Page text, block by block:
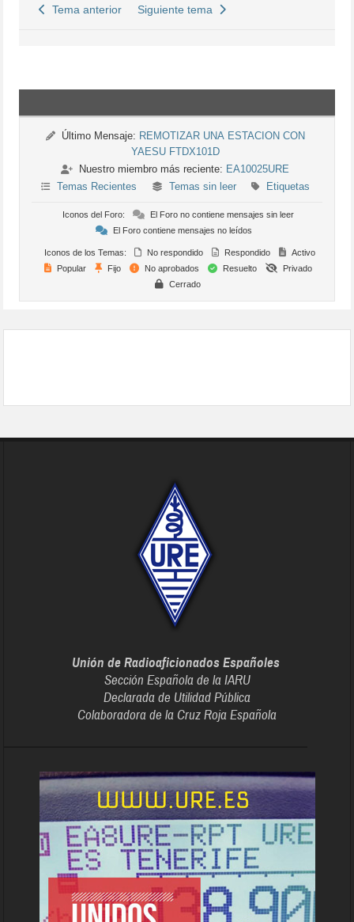
Tema anterior Siguiente tema
Último Mensaje: REMOTIZAR UNA ESTACION CON
YAESU FTDX101D
Nuestro miembro más reciente: EA10025URE
Temas Recientes
Temas sin leer Etiquetas
Iconos del Foro:
El Foro no contiene mensajes sin leer
El Foro contiene mensajes no leídos
Iconos de los Temas: No respondido Respondido
Activo
Popular
Fijo No aprobados Resuelto
Privado
Cerrado
Unión de Radioaficionados Españoles
Sección Española de la IARU
Declarada de Utilidad Pública
Colaboradora de la Cruz Roja Española